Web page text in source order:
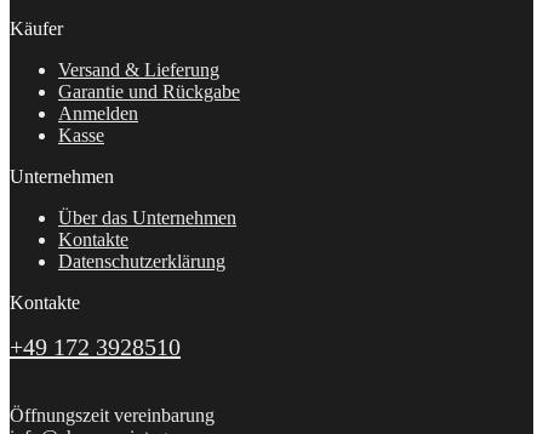
Käufer
Versand & Lieferung
Garantie und Rückgabe
Anmelden
Kasse
Unternehmen
Über das Unternehmen
Kontakte
Datenschutzerklärung
Kontakte
+49 172 3928510
Öffnungszeit vereinbarung